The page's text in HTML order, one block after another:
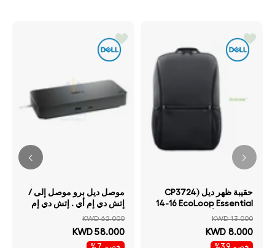
حقيبة ظهر ديل CP3724)
14-16 EcoLoop Essential
حقيبة ظهر أسود
KWD 13.000
KWD 8.000
موصل ديل برو موصل إلى /
إتش دي إم أي . إتش دي إم
أي /منفذ العرض .منفذ
KWD 62.000
KWD 58.000